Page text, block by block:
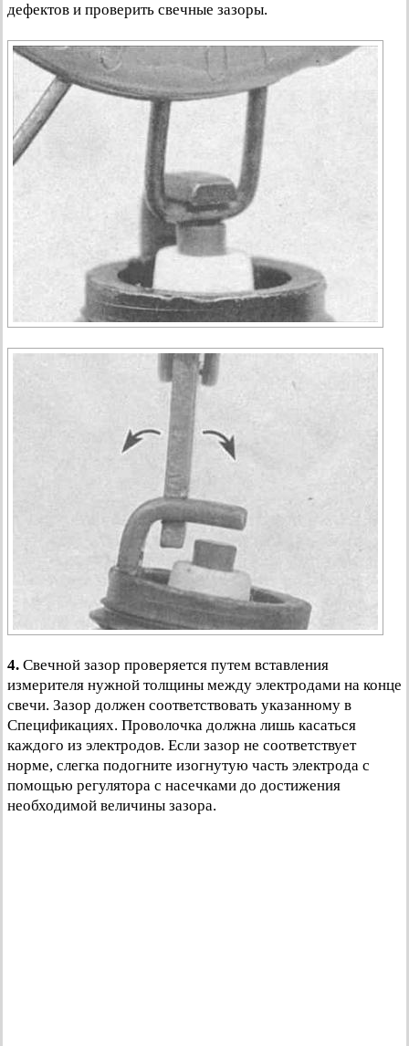
дефектов и проверить свечные зазоры.
4. Свечной зазор проверяется путем вставления
измерителя нужной толщины между электродами на конце
свечи. Зазор должен соответствовать указанному в
Спецификациях. Проволочка должна лишь касаться
каждого из электродов. Если зазор не соответствует
норме, слегка подогните изогнутую часть электрода с
помощью регулятора с насечками до достижения
необходимой величины зазора.